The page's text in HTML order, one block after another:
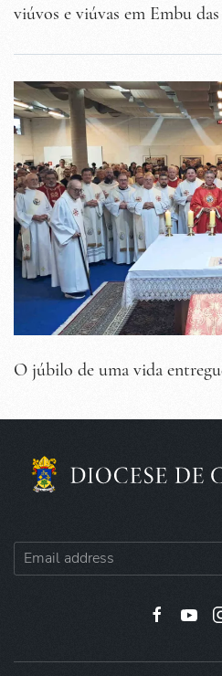
viúvos e viúvas em Embu
O júbilo de uma vida